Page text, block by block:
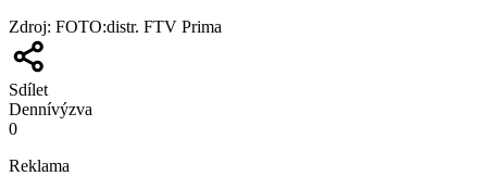
Zdroj: FOTO:distr. FTV Prima
Sdílet
Dennívýzva
0
Reklama